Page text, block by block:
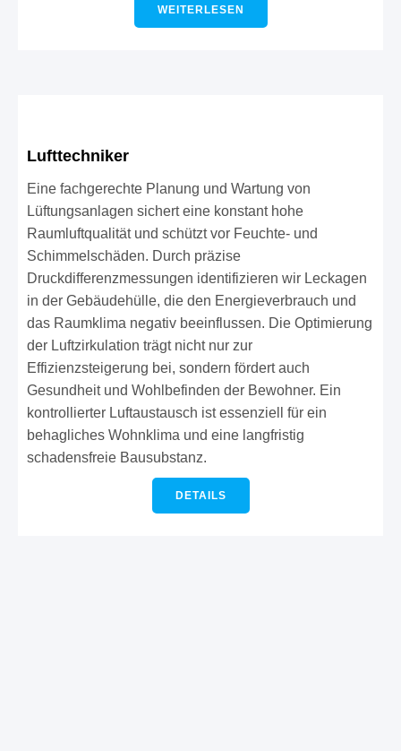
WEITERLESEN
Lufttechniker
Eine fachgerechte Planung und Wartung von
Lüftungsanlagen sichert eine konstant hohe
Raumluftqualität und schützt vor Feuchte- und
Schimmelschäden. Durch präzise
Druckdifferenzmessungen identifizieren wir Leckagen
in der Gebäudehülle, die den Energieverbrauch und
das Raumklima negativ beeinflussen. Die Optimierung
der Luftzirkulation trägt nicht nur zur
Effizienzsteigerung bei, sondern fördert auch
Gesundheit und Wohlbefinden der Bewohner. Ein
kontrollierter Luftaustausch ist essenziell für ein
behagliches Wohnklima und eine langfristig
schadensfreie Bausubstanz.
DETAILS